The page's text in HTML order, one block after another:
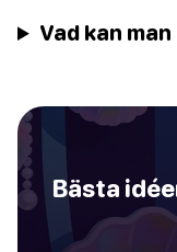
Vad kan
Bästa